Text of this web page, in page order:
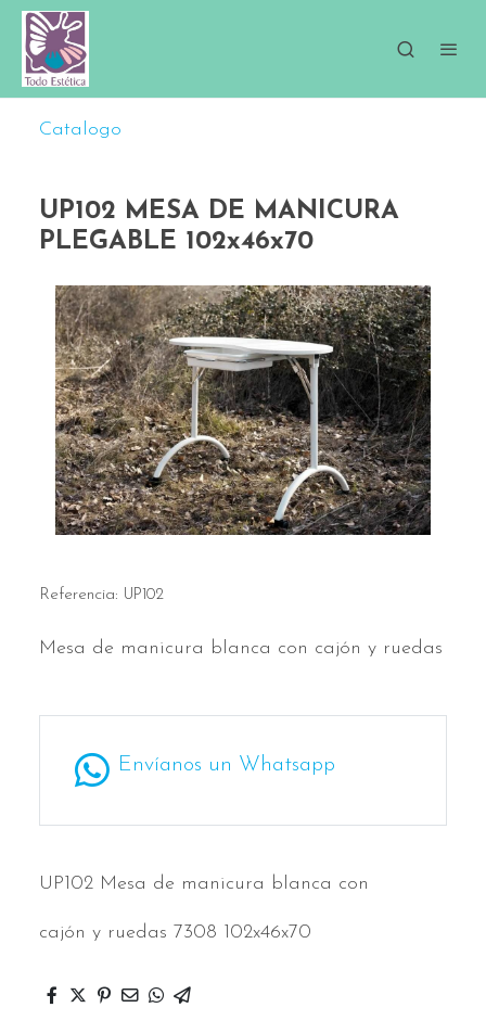
Catalogo
UP102 MESA DE MANICURA
PLEGABLE 102x46x70
Referencia: UP102
Mesa de manicura blanca con cajón y ruedas
Envíanos un Whatsapp
UP102 Mesa de manicura blanca con
cajón y ruedas 7308 102x46x70